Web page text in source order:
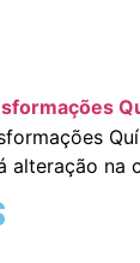
alteração na